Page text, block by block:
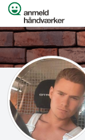
Spring til indhold